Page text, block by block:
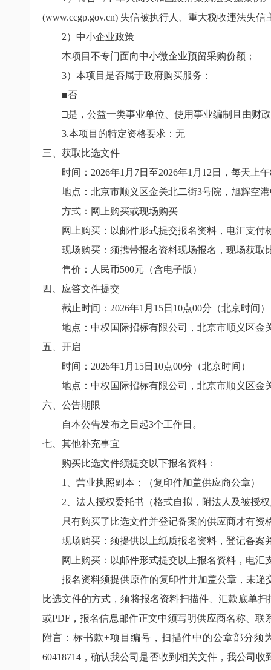
(www.ccgp.gov.cn) 失信被执行人、重大税收违法失
2）中小企业政策
本项目不专门面向中小微企业预留采购份额；
3）本项目是否属于政府购买服务：
■否
□是，公益一类事业单位、使用事业编制且由财政
3.本项目的特定资格要求：无
三、获取比选文件
时间：2026年1月7日至2026年1月12日，每天上午
地点：北京市顺义区金关北二街3号院，旭辉空港
方式：网上购买或现场购买
网上购买：以邮件形式提交报名资料，电汇支付
现场购买：须携带报名资料现场报名，现场获取
售价：人民币500元（含电子版）
四、应答文件提交
截止时间：2026年1月15日10点00分（北京时间）
地点：中权国际招标有限公司，北京市顺义区金
五、开启
时间：2026年1月15日10点00分（北京时间）
地点：中权国际招标有限公司，北京市顺义区金
六、公告期限
自本公告发布之日起3个工作日。
七、其他补充事宜
购买比选文件须提交以下报名资料：
1、营业执照副本；（复印件加盖供应商公章）
2、法人授权委托书（格式自拟，附法人及被授权
只有购买了比选文件并登记备案的供应商才有资
现场购买：须提供以上纸质报名资料，登记备案
网上购买：以邮件形式提交以上报名资料，电汇
报名资料须提供原件的复印件并加盖公章，未递
比选文件的方式，须将报名资料扫描件、汇款底单
或PDF，报名信息邮件正文中须写明供应商名称、
附言：标书款+项目编号，扫描件中的公章部分
60418714，确认我公司是否收到相关文件，我公司